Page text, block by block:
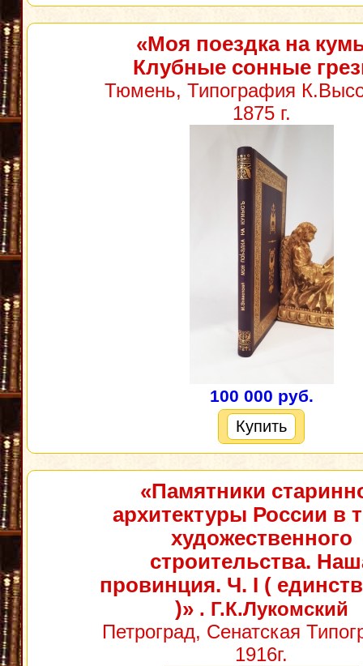
«Моя поездка на
Клубные сонные
Тюмень, Типография
1875 г.
100 000 руб.
Купить
«Памятники
архитектуры России в
художественного
строительства.
провинция. Ч. I (
)». Г.К.Лукомский
Петроград, Сенатская
1916г.